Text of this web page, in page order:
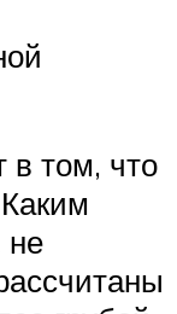
в том, что
не